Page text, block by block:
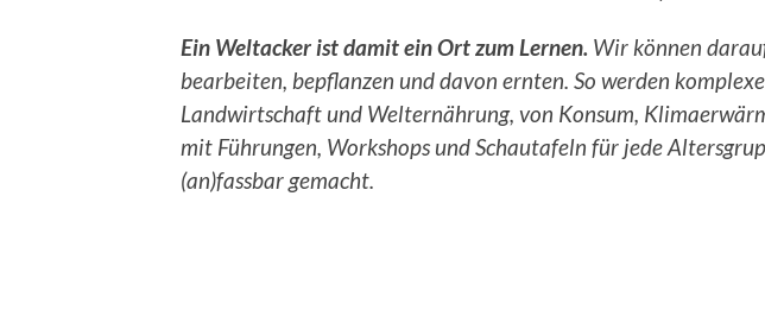
Ein Weltacker ist damit ein Ort zum Lernen. Wir können
bearbeiten, bepflanzen und davon ernten. So werden
Landwirtschaft und Welternährung, von Konsum,
mit Führungen, Workshops und Schautafeln für jede
(an)fassbar gemacht.